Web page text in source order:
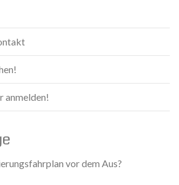
anmelden!
vor dem Aus?